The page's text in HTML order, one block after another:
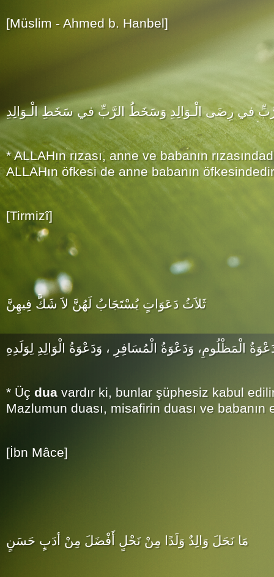
[Müslim - Ahmed b. Hanbel]
في رِضَى الْـوَالِدِ وَسَخَطُ الرَّبِّ في سَخَطِ الْـوَالِدِ
* ALLAHın rızası, anne ve babanın
ALLAHın öfkesi de anne babanın
[Tirmizî]
ثَلاَثُ دَعَوَاتٍ يُسْتَجَابُ لَهُنَّ لاَ شَكَّ فِيهِنَّ
الْمَظْلُومِ، وَدَعْوَةُ الْمُسَافِرِ ، وَدَعْوَةُ الْوَالِدِ لِوَلَدِهِ
* Üç dua vardır ki, bunlar şüphesiz kabul
Mazlumun duası, misafirin duası ve babanın
[İbn Mâce]
مَا نَحَلَ وَالِدٌ وَلَدًا مِنْ نَحْلٍ أَفْضَلَ مِنْ أدَبٍ حَسَنٍ